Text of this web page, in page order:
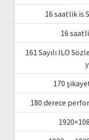
16 saatlik is
16
161 Sayılı ILO
170
180 derece